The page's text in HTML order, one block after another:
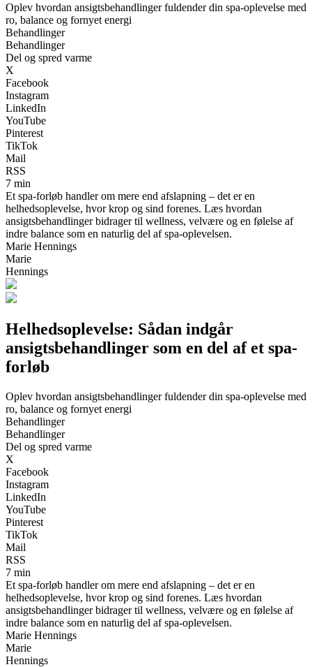
Oplev hvordan ansigtsbehandlinger fuldender din spa-oplevelse med
ro, balance og fornyet energi
Behandlinger
Behandlinger
Del og spred varme
X
Facebook
Instagram
LinkedIn
YouTube
Pinterest
TikTok
Mail
RSS
7 min
Et spa-forløb handler om mere end afslapning – det er en
helhedsoplevelse, hvor krop og sind forenes. Læs hvordan
ansigtsbehandlinger bidrager til wellness, velvære og en følelse af
indre balance som en naturlig del af spa-oplevelsen.
Marie Hennings
Marie
Hennings
Helhedsoplevelse: Sådan indgår
ansigtsbehandlinger som en del af et spa-
forløb
Oplev hvordan ansigtsbehandlinger fuldender din spa-oplevelse med
ro, balance og fornyet energi
Behandlinger
Behandlinger
Del og spred varme
X
Facebook
Instagram
LinkedIn
YouTube
Pinterest
TikTok
Mail
RSS
7 min
Et spa-forløb handler om mere end afslapning – det er en
helhedsoplevelse, hvor krop og sind forenes. Læs hvordan
ansigtsbehandlinger bidrager til wellness, velvære og en følelse af
indre balance som en naturlig del af spa-oplevelsen.
Marie Hennings
Marie
Hennings